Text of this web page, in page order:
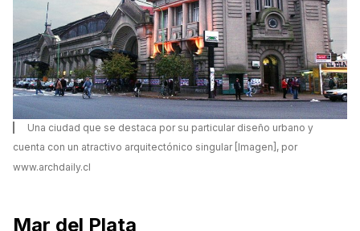
Una ciudad que se destaca por su particular diseño urbano y
cuenta con un atractivo arquitectónico singular [Imagen], por
www.archdaily.cl
Mar del Plata